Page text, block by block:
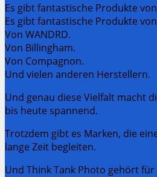
Es gibt fantastische Produkte
Es gibt fantastische Produkte
Von WANDRD.
Von Billingham.
Von Compagnon.
Und vielen anderen Herstellern.
Und genau diese Vielfalt macht
bis heute spannend.
Trotzdem gibt es Marken, die
lange Zeit begleiten.
Und Think Tank Photo gehört